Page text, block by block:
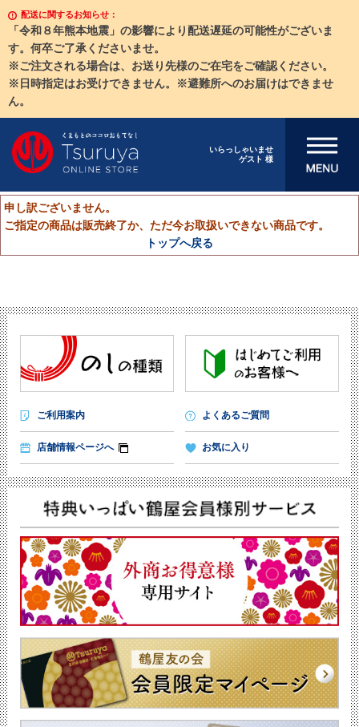
配送に関するお知らせ：
「令和８年熊本地震」の影響により配送遅延の可能性がございま
す。何卒ご了承くださいませ。
※ご注文される場合は、お送り先様のご在宅をご確認ください。
※日時指定はお受けできません。※避難所へのお届けはできませ
ん。
いらっしゃいませ
ゲスト 様
メニューを開
申し訳ございません。
ご指定の商品は販売終了か、ただ今お取扱いできない商品です。
トップへ戻る
ご利用案内 よくあるご質問
店舗情報ページへ お気に入り